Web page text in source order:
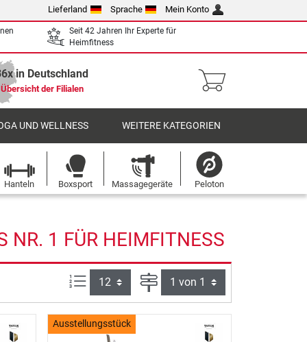
Lieferland Sprache Mein Konto
Seit 42 Jahren Ihr Experte für
Heimfitness
in Deutschland
Übersicht der Filialen
UND WELLNESS WEITERE KATEGORIEN
Hanteln Boxsport Massagegeräte Peloton
NR. 1 FÜR HEIMFITNESS
Artikel pro Seite: Seite
Ausstellungsstück